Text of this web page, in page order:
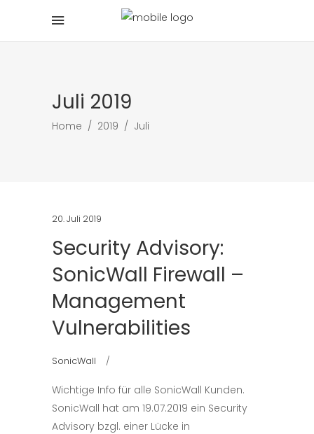
Juli 2019
Home / 2019 / Juli
20. Juli 2019
Security Advisory:
SonicWall Firewall –
Management
Vulnerabilities
SonicWall
Wichtige Info für alle SonicWall Kunden.
SonicWall hat am 19.07.2019 ein Security
Advisory bzgl. einer Lücke in